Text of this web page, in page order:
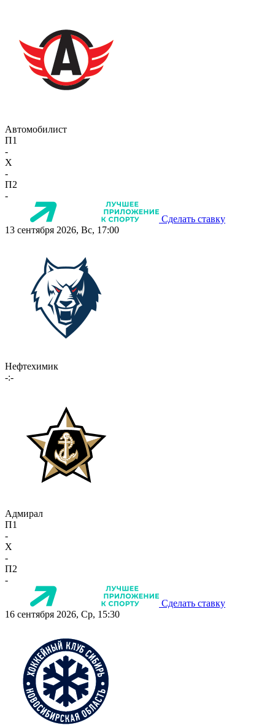
Автомобилист
П1
-
X
-
П2
-
Сделать ставку
13 сентября 2026, Вс, 17:00
Нефтехимик
-:-
Адмирал
П1
-
X
-
П2
-
Сделать ставку
16 сентября 2026, Ср, 15:30